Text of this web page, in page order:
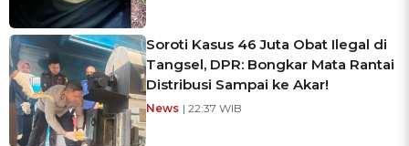
Soroti Kasus 46 Juta Obat Ilegal di
Tangsel, DPR: Bongkar Mata Rantai
Distribusi Sampai ke Akar!
News | 22:37 WIB